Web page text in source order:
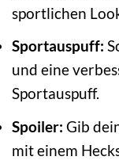
sportlichen
Sportauspuff:
und eine
Sportauspuff.
Spoiler: Gib
mit einem